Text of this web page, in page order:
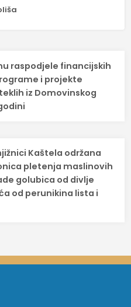
raspodjele financijskih
i projekte
iz Domovinskog
Kaštela održana
pletenja maslinovih
golubica od divlje
od perunikina lista i